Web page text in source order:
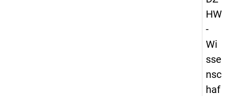
HW
-
Wi
sse
nsc
haf